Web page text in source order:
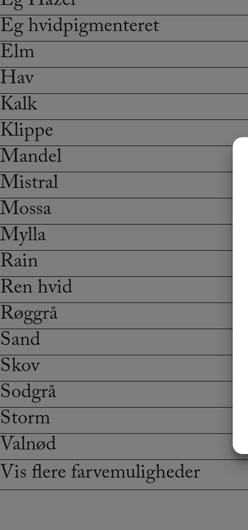
Eg hvidpigmenteret
Elm
Hav
Kalk
Klippe
Mandel
Mistral
Mossa
Mylla
Rain
Ren hvid
Røggrå
Sand
Skov
Sodgrå
Storm
Valnød
Vis flere farvemuligheder